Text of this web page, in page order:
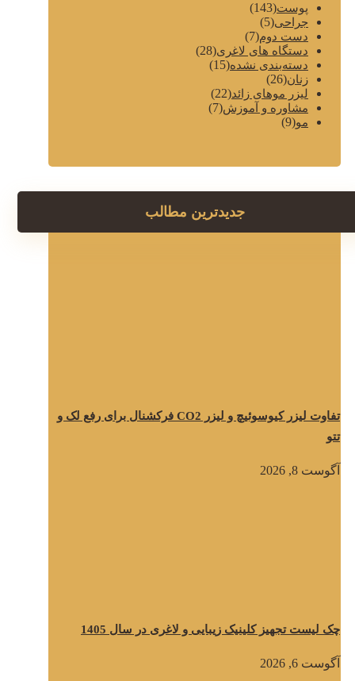
پوست(143)
جراحی(5)
دست دوم(7)
دستگاه های لاغری(28)
دسته‌بندی نشده(15)
زنان(26)
لیزر موهای زائد(22)
مشاوره و آموزش(7)
مو(9)
جدیدترین مطالب
تفاوت لیزر کیوسوئیچ و لیزر CO2 فرکشنال برای رفع لک و
تتو
آگوست 8, 2026
چک لیست تجهیز کلینیک زیبایی و لاغری در سال 1405
آگوست 6, 2026